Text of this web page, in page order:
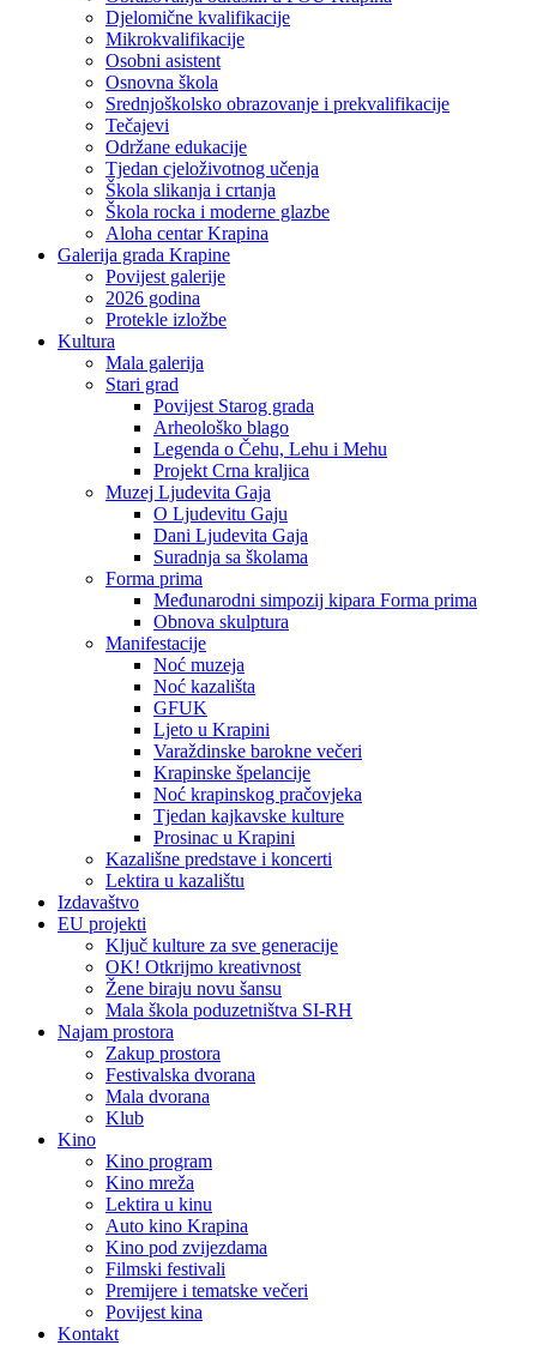
Djelomične kvalifikacije
Mikrokvalifikacije
Osobni asistent
Osnovna škola
Srednjoškolsko obrazovanje i prekvalifikacije
Tečajevi
Održane edukacije
Tjedan cjeloživotnog učenja
Škola slikanja i crtanja
Škola rocka i moderne glazbe
Aloha centar Krapina
Galerija grada Krapine
Povijest galerije
2026 godina
Protekle izložbe
Kultura
Mala galerija
Stari grad
Povijest Starog grada
Arheološko blago
Legenda o Čehu, Lehu i Mehu
Projekt Crna kraljica
Muzej Ljudevita Gaja
O Ljudevitu Gaju
Dani Ljudevita Gaja
Suradnja sa školama
Forma prima
Međunarodni simpozij kipara Forma prima
Obnova skulptura
Manifestacije
Noć muzeja
Noć kazališta
GFUK
Ljeto u Krapini
Varaždinske barokne večeri
Krapinske špelancije
Noć krapinskog pračovjeka
Tjedan kajkavske kulture
Prosinac u Krapini
Kazališne predstave i koncerti
Lektira u kazalištu
Izdavaštvo
EU projekti
Ključ kulture za sve generacije
OK! Otkrijmo kreativnost
Žene biraju novu šansu
Mala škola poduzetništva SI-RH
Najam prostora
Zakup prostora
Festivalska dvorana
Mala dvorana
Klub
Kino
Kino program
Kino mreža
Lektira u kinu
Auto kino Krapina
Kino pod zvijezdama
Filmski festivali
Premijere i tematske večeri
Povijest kina
Kontakt